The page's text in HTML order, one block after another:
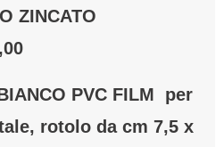
ZINCATO
PVC FILM per
rotolo da cm 7,5 x